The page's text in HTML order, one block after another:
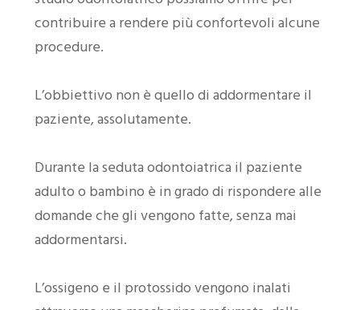
contribuire a rendere più confortevoli alcune
procedure.
L’obbiettivo non è quello di addormentare il
paziente, assolutamente.
Durante la seduta odontoiatrica il paziente
adulto o bambino è in grado di rispondere alle
domande che gli vengono fatte, senza mai
addormentarsi.
L’ossigeno e il protossido vengono inalati